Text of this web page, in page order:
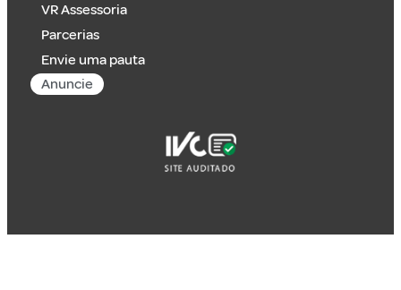
VR Assessoria
Parcerias
Envie uma pauta
Anuncie